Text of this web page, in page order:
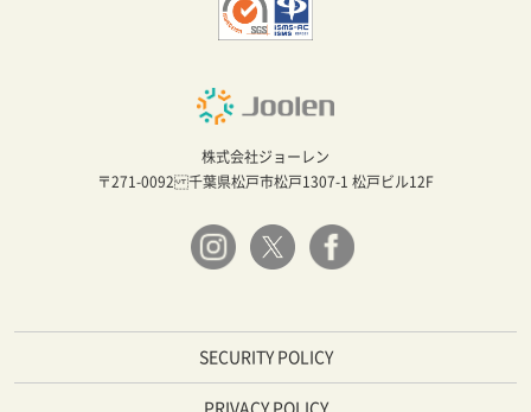
株式会社ジョーレン
〒271-0092 千葉県松戸市松戸1307-1 松戸ビル12F
SECURITY POLICY
PRIVACY POLICY